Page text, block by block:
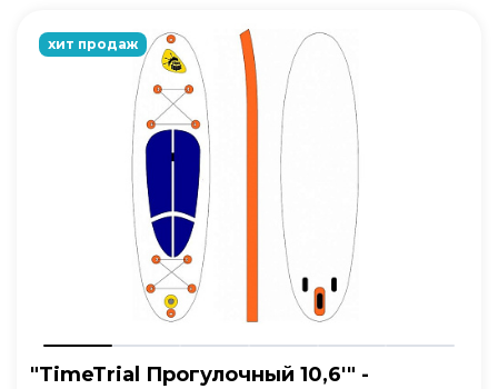
хит продаж
"TimeTrial Прогулочный 10,6'" -